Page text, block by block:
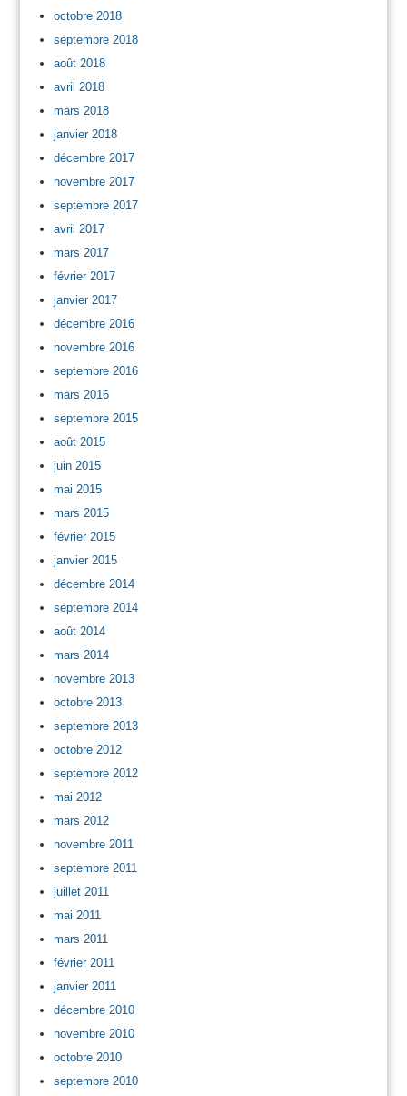
octobre 2018
septembre 2018
août 2018
avril 2018
mars 2018
janvier 2018
décembre 2017
novembre 2017
septembre 2017
avril 2017
mars 2017
février 2017
janvier 2017
décembre 2016
novembre 2016
septembre 2016
mars 2016
septembre 2015
août 2015
juin 2015
mai 2015
mars 2015
février 2015
janvier 2015
décembre 2014
septembre 2014
août 2014
mars 2014
novembre 2013
octobre 2013
septembre 2013
octobre 2012
septembre 2012
mai 2012
mars 2012
novembre 2011
septembre 2011
juillet 2011
mai 2011
mars 2011
février 2011
janvier 2011
décembre 2010
novembre 2010
octobre 2010
septembre 2010